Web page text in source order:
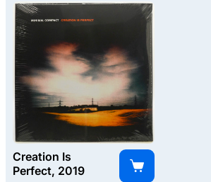
Creation Is
Perfect, 2019